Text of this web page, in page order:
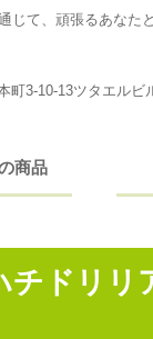
じて、頑張るあなた
町3-10-13ツタエルビ
商品
チドリ